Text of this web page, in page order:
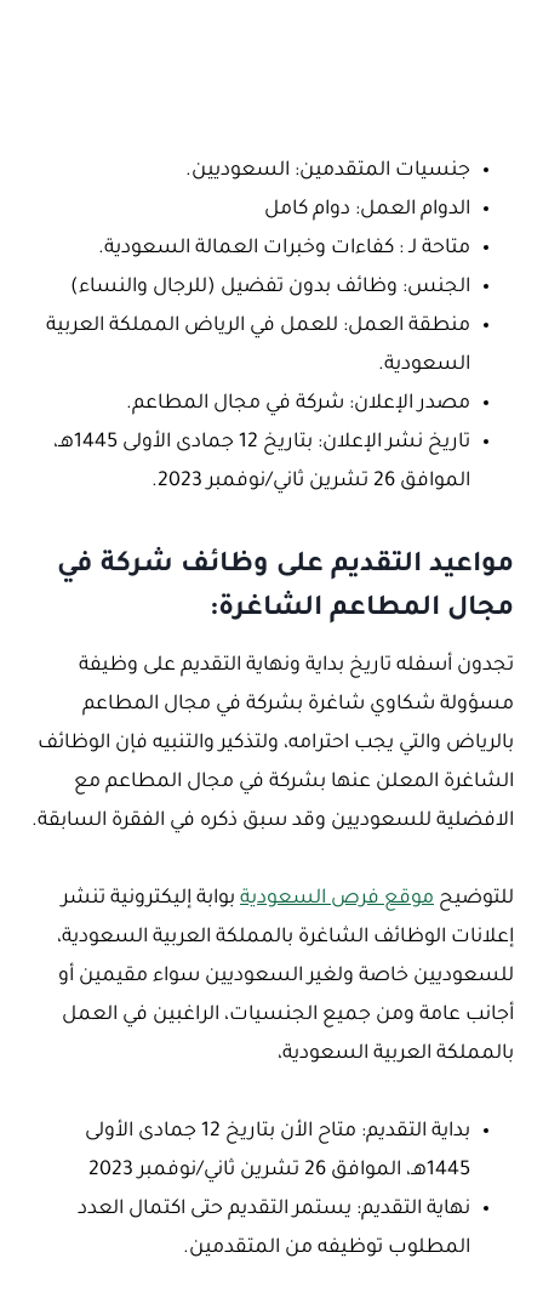
جنسيات المتقدمين: السعوديين.
الدوام العمل: دوام كامل
متاحة لـ : كفاءات وخبرات العمالة السعودية.
الجنس: وظائف بدون تفضيل (للرجال والنساء)
منطقة العمل: للعمل في الرياض المملكة العربية
السعودية.
مصدر الإعلان: شركة في مجال المطاعم.
تاريخ نشر الإعلان: بتاريخ 12 جمادى الأولى 1445هـ،
الموافق 26 تشرين ثاني/نوفمبر 2023.
مواعيد التقديم على وظائف شركة في
مجال المطاعم الشاغرة:
تجدون أسفله تاريخ بداية ونهاية التقديم على وظيفة
مسؤولة شكاوي شاغرة بشركة في مجال المطاعم
بالرياض والتي يجب احترامه، ولتذكير والتنبيه فإن الوظائف
الشاغرة المعلن عنها بشركة في مجال المطاعم مع
الافضلية للسعوديين وقد سبق ذكره في الفقرة السابقة.
للتوضيح موقع فرص السعودية بوابة إليكترونية تنشر
إعلانات الوظائف الشاغرة بالمملكة العربية السعودية،
للسعوديين خاصة ولغير السعوديين سواء مقيمين أو
أجانب عامة ومن جميع الجنسيات، الراغبين في العمل
بالمملكة العربية السعودية،
بداية التقديم: متاح الأن بتاريخ 12 جمادى الأولى
1445هـ، الموافق 26 تشرين ثاني/نوفمبر 2023
نهاية التقديم: يستمر التقديم حتى اكتمال العدد
المطلوب توظيفه من المتقدمين.